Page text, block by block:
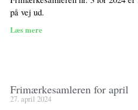
på vej ud.
Læs mere
Frimærkesamleren for april
27. april 2024